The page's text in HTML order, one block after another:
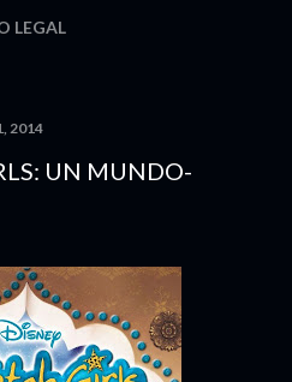
LEGAL
2014
UN MUNDO-